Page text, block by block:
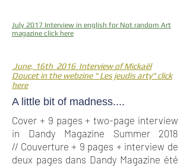
July 2017 Interview in english for Not random Art
magazine click here
June, 16th 2016 Interview of Mickaël
Doucet in the webzine " Les jeudis arty" click
here
A little bit of madness....
Cover + 9 pages + two-page interview
in Dandy Magazine Summer 2018
// Couverture + 9 pages + interview de
deux pages dans Dandy Magazine été